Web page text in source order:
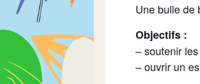
Une bulle de
Objectifs :
– soutenir
– ouvrir un